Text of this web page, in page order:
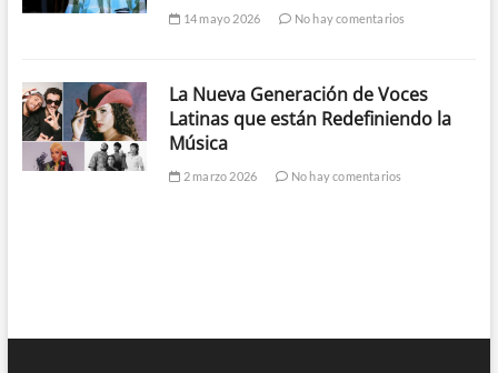
14 mayo 2026 No hay comentarios
La Nueva Generación de Voces
Latinas que están Redefiniendo la
Música
2 marzo 2026 No hay comentarios